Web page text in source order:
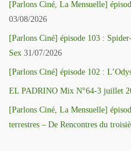
[Parlons Ciné, La Mensuelle]
03/08/2026
[Parlons Ciné] épisode 103 :
Sex 31/07/2026
[Parlons Ciné] épisode 102 :
EL PADRINO Mix N°64-3 juillet
[Parlons Ciné, La Mensuelle]
terrestres – De Rencontres du